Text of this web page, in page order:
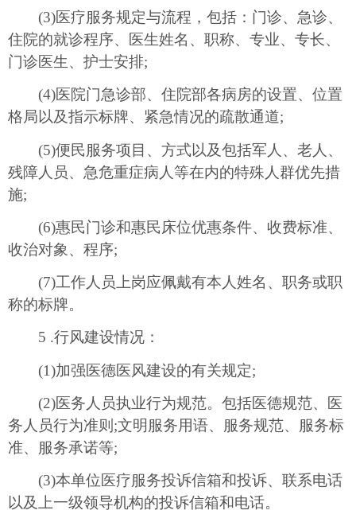
(3)医疗服务规定与流程，包括：门诊、急诊、
住院的就诊程序、医生姓名、职称、专业、专长、
门诊医生、护士安排;
(4)医院门急诊部、住院部各病房的设置、位置
格局以及指示标牌、紧急情况的疏散通道;
(5)便民服务项目、方式以及包括军人、老人、
残障人员、急危重症病人等在内的特殊人群优先措
施;
(6)惠民门诊和惠民床位优惠条件、收费标准、
收治对象、程序;
(7)工作人员上岗应佩戴有本人姓名、职务或职
称的标牌。
5 .行风建设情况：
(1)加强医德医风建设的有关规定;
(2)医务人员执业行为规范。包括医德规范、医
务人员行为准则;文明服务用语、服务规范、服务标
准、服务承诺等;
(3)本单位医疗服务投诉信箱和投诉、联系电话
以及上一级领导机构的投诉信箱和电话。